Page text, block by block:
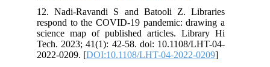
12. Nadi-Ravandi S and Batooli Z. Libraries
respond to the COVID-19 pandemic: drawing a
science map of published articles. Library Hi
Tech. 2023; 41(1): 42-58. doi: 10.1108/LHT-04-
2022-0209. [DOI:10.1108/LHT-04-2022-0209